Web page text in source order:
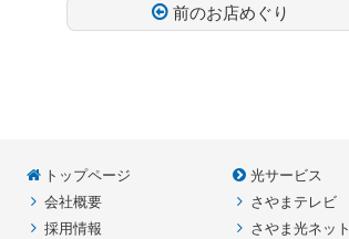
前のお店めぐり
文
の
先
へ
戻
る
トップページ
会社概要
採用情報
光サービス
さやまテレビ
さやま光ネット